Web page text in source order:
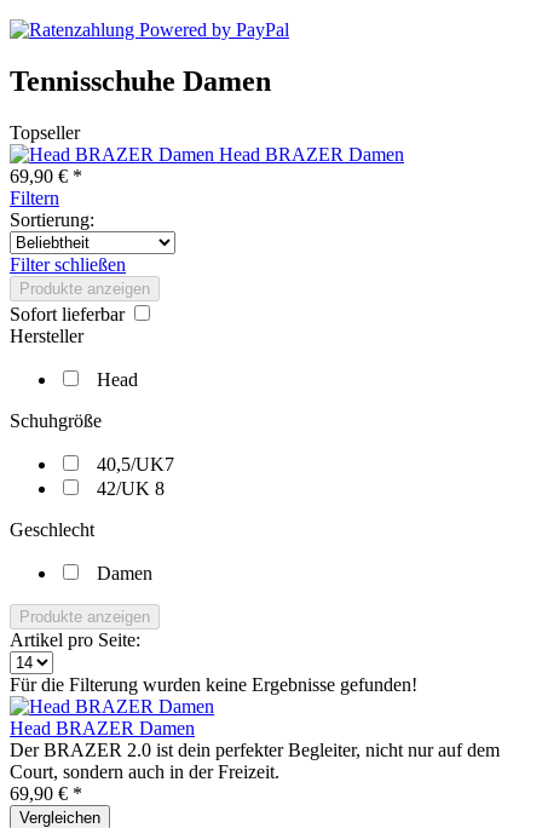
Tennisschuhe Damen
Topseller
Head BRAZER Damen
69,90 € *
Filtern
Sortierung:
Filter schließen
Produkte anzeigen
Sofort lieferbar
Hersteller
Head
Schuhgröße
40,5/UK7
42/UK 8
Geschlecht
Damen
Produkte anzeigen
Artikel pro Seite:
Für die Filterung wurden keine Ergebnisse gefunden!
Head BRAZER Damen
Der BRAZER 2.0 ist dein perfekter Begleiter, nicht nur auf dem
Court, sondern auch in der Freizeit.
69,90 € *
Vergleichen